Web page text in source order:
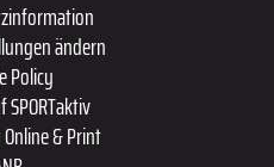
ändern
Policy
& Print